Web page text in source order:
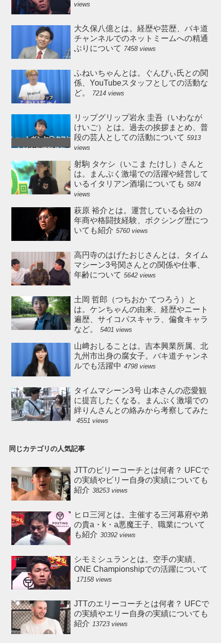
views
大久保八億とは。経歴や芸歴、バキ道
チャンネルでのネットミームへの精通
ぶりについて 7458 views
ふねいちゃんとは。ぐんぴぃ氏との関
係、YouTubeスタッフとしての活動な
ど。
7214 views
リップグリップ岩永 圭吾（いわなが
けいご）とは。過去の挨拶まとめ、普
段の芸人としての活動について 5913
views
射駒 タケシ（いこま たけし）さんと
は。まんぷく激場での活躍や経営して
いるイタリアン酒場についても 5874
views
萩原 裕介とは。運営している会社の
年商や格闘技経験、ボクシング歴につ
いても紹介 5760 views
高円寺のはげたおじさんとは。タイム
マシーン3号関さんとの関係や仕事、
年齢について 5642 views
土岡 哲郎（つちおか てつろう）と
は。ケンちゃんの由来、経歴やニート
遍歴、サイコパスキャラ、偏食キャラ
など。
5401 views
山﨑おしることは。吉本興業所属、北
九州市出身の腐女子。バキ道チャンネ
ルでも活躍中 4798 views
タイムマシーン3号 山本さんの恋愛観
に提言したくなる。まんぷく激場での
絆りんさんとの絡みから考察してみた
4551 views
同じカテゴリの人気記事
JTTのビリーコーチとは何者？ UFCで
の実績やビリー自身の実績についても
紹介 38253 views
ヒロ三河とは。主催する三河幕府や弟
の貴a・k・a悪魔王子、職業について
も紹介 30392 views
シモミシュランとは。空手の実績、
ONE Championshipでの活躍について
17158 views
JTTのエリーコーチとは何者？ UFCで
の実績やエリー自身の実績についても
紹介 13723 views